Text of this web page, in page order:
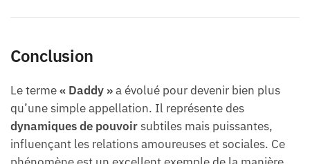
Conclusion
Le terme« Daddy »a évolué pour devenir bien plus
qu’une simple appellation. Il représente des
dynamiques de pouvoirsubtiles mais puissantes,
influençant les relations amoureuses et sociales. Ce